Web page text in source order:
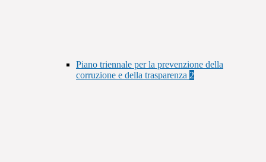
Piano triennale per la prevenzione della
corruzione e della trasparenza 2